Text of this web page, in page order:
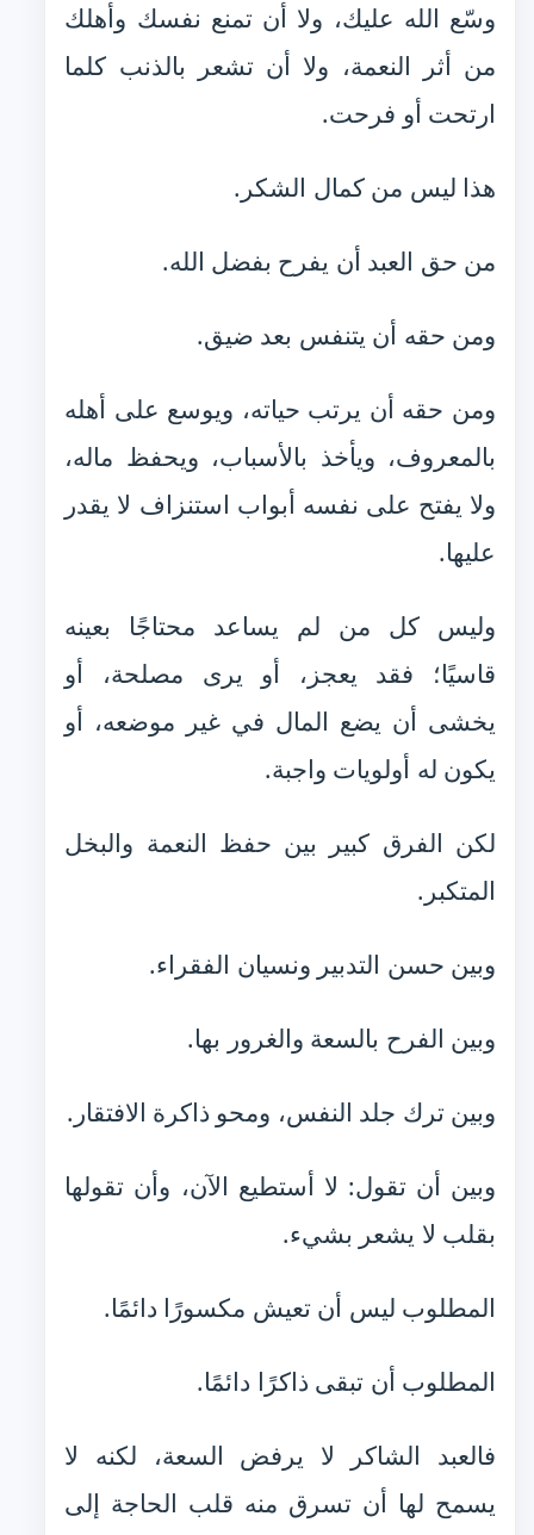
وسّع الله عليك، ولا أن تمنع نفسك وأهلك
من أثر النعمة، ولا أن تشعر بالذنب كلما
ارتحت أو فرحت.
هذا ليس من كمال الشكر.
من حق العبد أن يفرح بفضل الله.
ومن حقه أن يتنفس بعد ضيق.
ومن حقه أن يرتب حياته، ويوسع على أهله
بالمعروف، ويأخذ بالأسباب، ويحفظ ماله،
ولا يفتح على نفسه أبواب استنزاف لا يقدر
عليها.
وليس كل من لم يساعد محتاجًا بعينه
قاسيًا؛ فقد يعجز، أو يرى مصلحة، أو
يخشى أن يضع المال في غير موضعه، أو
يكون له أولويات واجبة.
لكن الفرق كبير بين حفظ النعمة والبخل
المتكبر.
وبين حسن التدبير ونسيان الفقراء.
وبين الفرح بالسعة والغرور بها.
وبين ترك جلد النفس، ومحو ذاكرة الافتقار.
وبين أن تقول: لا أستطيع الآن، وأن تقولها
بقلب لا يشعر بشيء.
المطلوب ليس أن تعيش مكسورًا دائمًا.
المطلوب أن تبقى ذاكرًا دائمًا.
فالعبد الشاكر لا يرفض السعة، لكنه لا
يسمح لها أن تسرق منه قلب الحاجة إلى